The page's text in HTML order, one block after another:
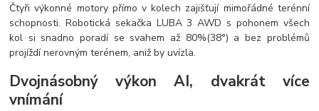
Čtyři výkonné motory přímo v kolech zajišťují mimořádné terénní
schopnosti. Robotická sekačka LUBA 3 AWD s pohonem všech
kol si snadno poradí se svahem až 80%(38°) a bez problémů
projíždí nerovným terénem, ​​aniž by uvízla.
Dvojnásobný výkon AI, dvakrát více
vnímání